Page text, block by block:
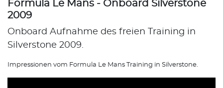
Formula Le Mans - Onboard Silverstone
2009
Onboard Aufnahme des freien Training in
Silverstone 2009.
Impressionen vom Formula Le Mans Training in Silverstone.